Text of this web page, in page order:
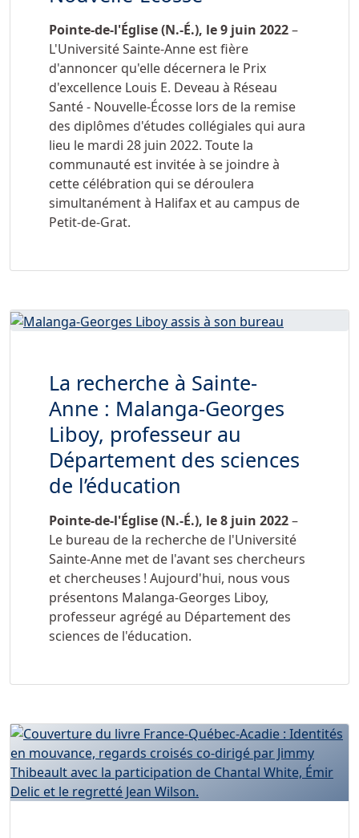
Pointe-de-l'Église (N.-É.), le9 juin 2022–
L'Université Sainte-Anne est fière
d'annoncer qu'elle décernera le Prix
d'excellence Louis E. Deveau à Réseau
Santé - Nouvelle-Écosse lors de la remise
des diplômes d'études collégiales qui aura
lieu le mardi 28 juin 2022. Toute la
communauté est invitée à se joindre à
cette célébration qui se déroulera
simultanément à Halifax et au campus de
Petit-de-Grat.
La recherche à Sainte-
Anne : Malanga-Georges
Liboy, professeur au
Département des sciences
de l’éducation
Pointe-de-l'Église (N.-É.), le 8 juin 2022–
Le bureau de la recherche de l'Université
Sainte-Anne met de l'avant ses chercheurs
et chercheuses ! Aujourd'hui, nous vous
présentons Malanga-Georges Liboy,
professeur agrégé au Département des
sciences de l'éducation.